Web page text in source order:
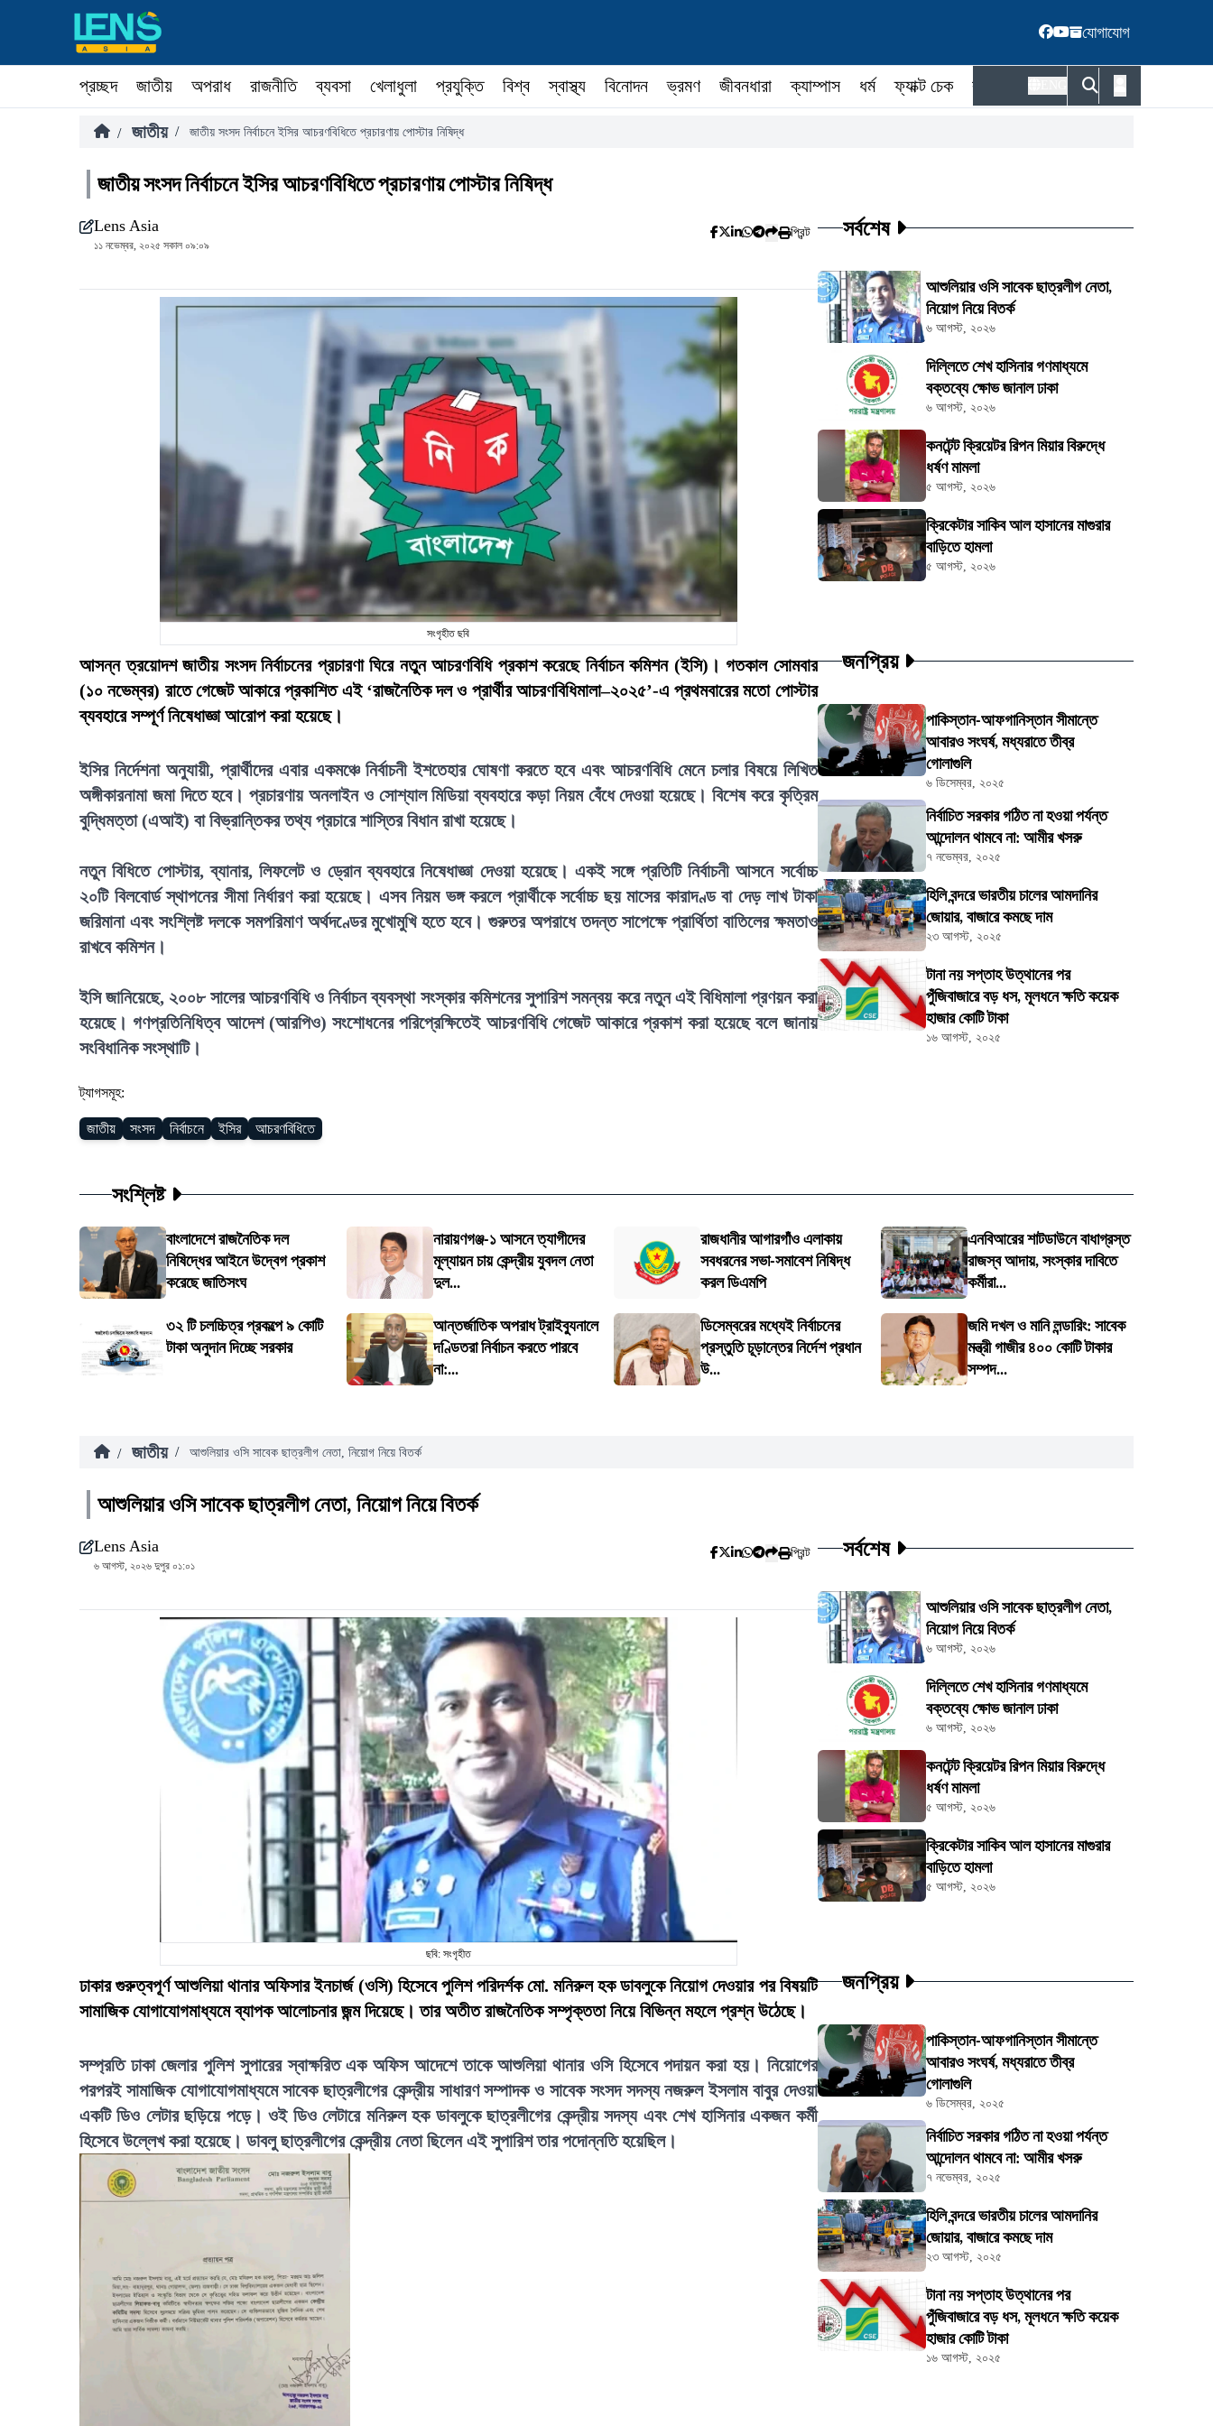
যোগাযোগ
প্রচ্ছদ জাতীয় অপরাধ রাজনীতি ব্যবসা খেলাধুলা প্রযুক্তি বিশ্ব স্বাস্থ্য বিনোদন ভ্রমণ জীবনধারা ক্যাম্পাস ধর্ম ফ্যাক্ট চেক কর্মকর্তা
/ জাতীয় / জাতীয় সংসদ নির্বাচনে ইসির আচরণবিধিতে প্রচারণায় পোস্টার নিষিদ্ধ
জাতীয় সংসদ নির্বাচনে ইসির আচরণবিধিতে প্রচারণায় পোস্টার নিষিদ্ধ
Lens Asia
১১ নভেম্বর, ২০২৫ সকাল ০৯:০৯
প্রিন্ট
সংগৃহীত ছবি
আসন্ন ত্রয়োদশ জাতীয় সংসদ নির্বাচনের প্রচারণা ঘিরে নতুন আচরণবিধি প্রকাশ করেছে নির্বাচন কমিশন (ইসি)। গতকাল সোমবার
(১০ নভেম্বর) রাতে গেজেট আকারে প্রকাশিত এই ‘রাজনৈতিক দল ও প্রার্থীর আচরণবিধিমালা–২০২৫’-এ প্রথমবারের মতো পোস্টার
ব্যবহারে সম্পূর্ণ নিষেধাজ্ঞা আরোপ করা হয়েছে।
ইসির নির্দেশনা অনুযায়ী, প্রার্থীদের এবার একমঞ্চে নির্বাচনী ইশতেহার ঘোষণা করতে হবে এবং আচরণবিধি মেনে চলার বিষয়ে লিখিত
অঙ্গীকারনামা জমা দিতে হবে। প্রচারণায় অনলাইন ও সোশ্যাল মিডিয়া ব্যবহারে কড়া নিয়ম বেঁধে দেওয়া হয়েছে। বিশেষ করে কৃত্রিম
বুদ্ধিমত্তা (এআই) বা বিভ্রান্তিকর তথ্য প্রচারে শাস্তির বিধান রাখা হয়েছে।
নতুন বিধিতে পোস্টার, ব্যানার, লিফলেট ও ড্রোন ব্যবহারে নিষেধাজ্ঞা দেওয়া হয়েছে। একই সঙ্গে প্রতিটি নির্বাচনী আসনে সর্বোচ্চ
২০টি বিলবোর্ড স্থাপনের সীমা নির্ধারণ করা হয়েছে। এসব নিয়ম ভঙ্গ করলে প্রার্থীকে সর্বোচ্চ ছয় মাসের কারাদণ্ড বা দেড় লাখ টাকা
জরিমানা এবং সংশ্লিষ্ট দলকে সমপরিমাণ অর্থদণ্ডের মুখোমুখি হতে হবে। গুরুতর অপরাধে তদন্ত সাপেক্ষে প্রার্থিতা বাতিলের ক্ষমতাও
রাখবে কমিশন।
ইসি জানিয়েছে, ২০০৮ সালের আচরণবিধি ও নির্বাচন ব্যবস্থা সংস্কার কমিশনের সুপারিশ সমন্বয় করে নতুন এই বিধিমালা প্রণয়ন করা
হয়েছে। গণপ্রতিনিধিত্ব আদেশ (আরপিও) সংশোধনের পরিপ্রেক্ষিতেই আচরণবিধি গেজেট আকারে প্রকাশ করা হয়েছে বলে জানায়
সংবিধানিক সংস্থাটি।
ট্যাগসমূহ:
জাতীয় সংসদ নির্বাচনে ইসির আচরণবিধিতে
সর্বশেষ
আশুলিয়ার ওসি সাবেক ছাত্রলীগ নেতা,
নিয়োগ নিয়ে বিতর্ক
৬ আগস্ট, ২০২৬
দিল্লিতে শেখ হাসিনার গণমাধ্যমে
বক্তব্যে ক্ষোভ জানাল ঢাকা
৬ আগস্ট, ২০২৬
কনটেন্ট ক্রিয়েটর রিপন মিয়ার বিরুদ্ধে
ধর্ষণ মামলা
৫ আগস্ট, ২০২৬
ক্রিকেটার সাকিব আল হাসানের মাগুরার
বাড়িতে হামলা
৫ আগস্ট, ২০২৬
জনপ্রিয়
পাকিস্তান-আফগানিস্তান সীমান্তে
আবারও সংঘর্ষ, মধ্যরাতে তীব্র
গোলাগুলি
৬ ডিসেম্বর, ২০২৫
নির্বাচিত সরকার গঠিত না হওয়া পর্যন্ত
আন্দোলন থামবে না: আমীর খসরু
৭ নভেম্বর, ২০২৫
হিলি বন্দরে ভারতীয় চালের আমদানির
জোয়ার, বাজারে কমছে দাম
২৩ আগস্ট, ২০২৫
টানা নয় সপ্তাহ উত্থানের পর
পুঁজিবাজারে বড় ধস, মূলধনে ক্ষতি কয়েক
হাজার কোটি টাকা
১৬ আগস্ট, ২০২৫
সংশ্লিষ্ট
বাংলাদেশে রাজনৈতিক দল
নিষিদ্ধের আইনে উদ্বেগ প্রকাশ
করেছে জাতিসংঘ
নারায়ণগঞ্জ-১ আসনে ত্যাগীদের
মূল্যায়ন চায় কেন্দ্রীয় যুবদল নেতা
দুল...
রাজধানীর আগারগাঁও এলাকায়
সবধরনের সভা-সমাবেশ নিষিদ্ধ
করল ডিএমপি
এনবিআরের শাটডাউনে বাধাগ্রস্ত
রাজস্ব আদায়, সংস্কার দাবিতে
কর্মীরা...
৩২ টি চলচ্চিত্র প্রকল্পে ৯ কোটি
টাকা অনুদান দিচ্ছে সরকার
আন্তর্জাতিক অপরাধ ট্রাইব্যুনালে
দণ্ডিতরা নির্বাচন করতে পারবে
না:...
ডিসেম্বরের মধ্যেই নির্বাচনের
প্রস্তুতি চূড়ান্তের নির্দেশ প্রধান
উ...
জমি দখল ও মানি লন্ডারিং: সাবেক
মন্ত্রী গাজীর ৪০০ কোটি টাকার
সম্পদ...
/ জাতীয় / আশুলিয়ার ওসি সাবেক ছাত্রলীগ নেতা, নিয়োগ নিয়ে বিতর্ক
আশুলিয়ার ওসি সাবেক ছাত্রলীগ নেতা, নিয়োগ নিয়ে বিতর্ক
Lens Asia
৬ আগস্ট, ২০২৬ দুপুর ০১:০১
প্রিন্ট
ছবি: সংগৃহীত
ঢাকার গুরুত্বপূর্ণ আশুলিয়া থানার অফিসার ইনচার্জ (ওসি) হিসেবে পুলিশ পরিদর্শক মো. মনিরুল হক ডাবলুকে নিয়োগ দেওয়ার পর বিষয়টি
সামাজিক যোগাযোগমাধ্যমে ব্যাপক আলোচনার জন্ম দিয়েছে। তার অতীত রাজনৈতিক সম্পৃক্ততা নিয়ে বিভিন্ন মহলে প্রশ্ন উঠেছে।
সম্প্রতি ঢাকা জেলার পুলিশ সুপারের স্বাক্ষরিত এক অফিস আদেশে তাকে আশুলিয়া থানার ওসি হিসেবে পদায়ন করা হয়। নিয়োগের
পরপরই সামাজিক যোগাযোগমাধ্যমে সাবেক ছাত্রলীগের কেন্দ্রীয় সাধারণ সম্পাদক ও সাবেক সংসদ সদস্য নজরুল ইসলাম বাবুর দেওয়া
একটি ডিও লেটার ছড়িয়ে পড়ে। ওই ডিও লেটারে মনিরুল হক ডাবলুকে ছাত্রলীগের কেন্দ্রীয় সদস্য এবং শেখ হাসিনার একজন কর্মী
হিসেবে উল্লেখ করা হয়েছে। ডাবলু ছাত্রলীগের কেন্দ্রীয় নেতা ছিলেন এই সুপারিশ তার পদোন্নতি হয়েছিল।
সর্বশেষ
আশুলিয়ার ওসি সাবেক ছাত্রলীগ নেতা,
নিয়োগ নিয়ে বিতর্ক
৬ আগস্ট, ২০২৬
দিল্লিতে শেখ হাসিনার গণমাধ্যমে
বক্তব্যে ক্ষোভ জানাল ঢাকা
৬ আগস্ট, ২০২৬
কনটেন্ট ক্রিয়েটর রিপন মিয়ার বিরুদ্ধে
ধর্ষণ মামলা
৫ আগস্ট, ২০২৬
ক্রিকেটার সাকিব আল হাসানের মাগুরার
বাড়িতে হামলা
৫ আগস্ট, ২০২৬
জনপ্রিয়
পাকিস্তান-আফগানিস্তান সীমান্তে
আবারও সংঘর্ষ, মধ্যরাতে তীব্র
গোলাগুলি
৬ ডিসেম্বর, ২০২৫
নির্বাচিত সরকার গঠিত না হওয়া পর্যন্ত
আন্দোলন থামবে না: আমীর খসরু
৭ নভেম্বর, ২০২৫
হিলি বন্দরে ভারতীয় চালের আমদানির
জোয়ার, বাজারে কমছে দাম
২৩ আগস্ট, ২০২৫
টানা নয় সপ্তাহ উত্থানের পর
পুঁজিবাজারে বড় ধস, মূলধনে ক্ষতি কয়েক
হাজার কোটি টাকা
১৬ আগস্ট, ২০২৫